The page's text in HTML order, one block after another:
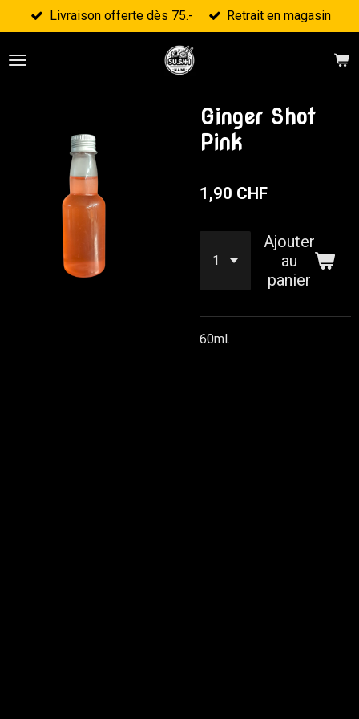
Passer
au
contenu
Livraison offerte dès 75.- Retrait en magasin
Ginger Shot
Pink
1,90 CHF
Ajouter
au
panier
60ml.